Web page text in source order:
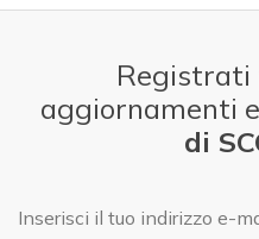
Registrati
aggiornamenti
di
E-mail